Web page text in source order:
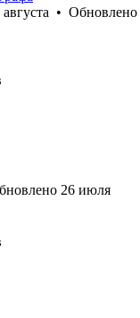
августа • Обновлено
26 июля